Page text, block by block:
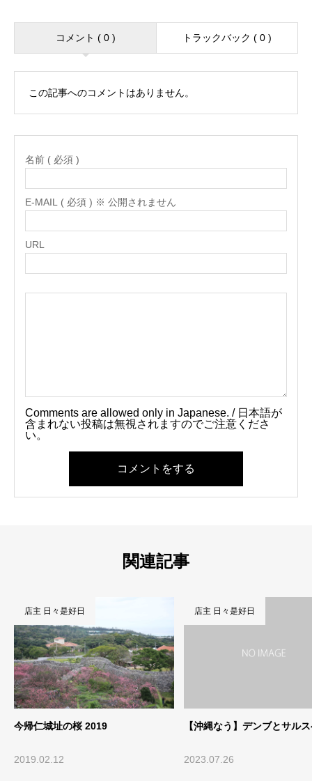
コメント ( 0 ) トラックバック ( 0 )
この記事へのコメントはありません。
名前 ( 必須 )
E-MAIL ( 必須 ) ※ 公開されません
URL
Comments are allowed only in Japanese. / 日本語が
含まれない投稿は無視されますのでご注意くださ
い。
コメントをする
関連記事
【沖縄なう】デンブとサルスベリ
2023.07.26
店主 日々是好日
サイコーの「とぅばらーま
2025.06.18
店主 日々是好日